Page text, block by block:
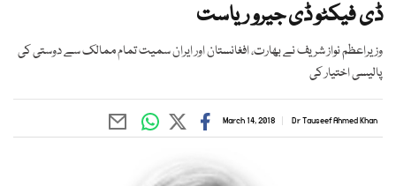
ڈی فیکٹو ڈی جیرو ریاست
وزیراعظم نواز شریف نے بھارت، افغانستان اور ایران سمیت تمام ممالک سے دوستی کی
پالیسی اختیار کی
Dr Tauseef Ahmed Khan
March 14, 2018